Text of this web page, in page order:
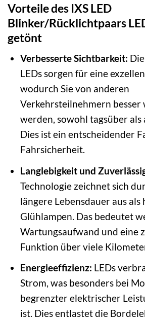
Vorteile des IXS LED
Blinker/Rücklichtpaars
getönt
Verbesserte Sichtbarkeit:
LEDs sorgen für eine
wodurch Sie von anderen
Verkehrsteilnehmern besser
werden, sowohl tagsüber als
Dies ist ein entscheidender
Fahrsicherheit.
Langlebigkeit und
Technologie zeichnet sich
längere Lebensdauer aus
Glühlampen. Das bedeutet
Wartungsaufwand und eine
Funktion über viele
Energieeffizienz: LEDs
Strom, was besonders bei
begrenzter elektrischer
ist. Dies entlastet die